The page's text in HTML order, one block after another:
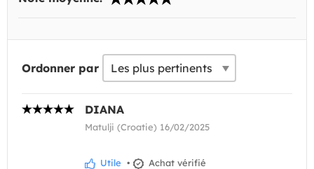
Ordonner par
DIANA
Matulji (Croatie) 16/02/2025
Utile • Achat vérifié